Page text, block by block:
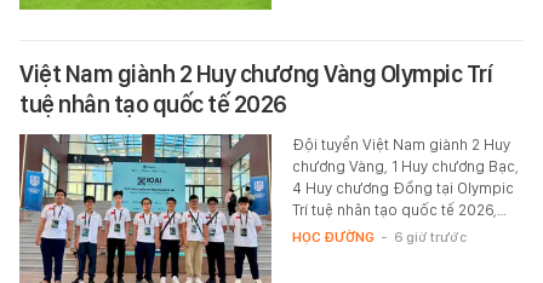
Việt Nam giành 2 Huy chương Vàng Olympic Trí
tuệ nhân tạo quốc tế 2026
Đội tuyển Việt Nam giành 2 Huy
chương Vàng, 1 Huy chương Bạc,
4 Huy chương Đồng tại Olympic
Trí tuệ nhân tạo quốc tế 2026,…
HỌC ĐƯỜNG - 6 giờ trước